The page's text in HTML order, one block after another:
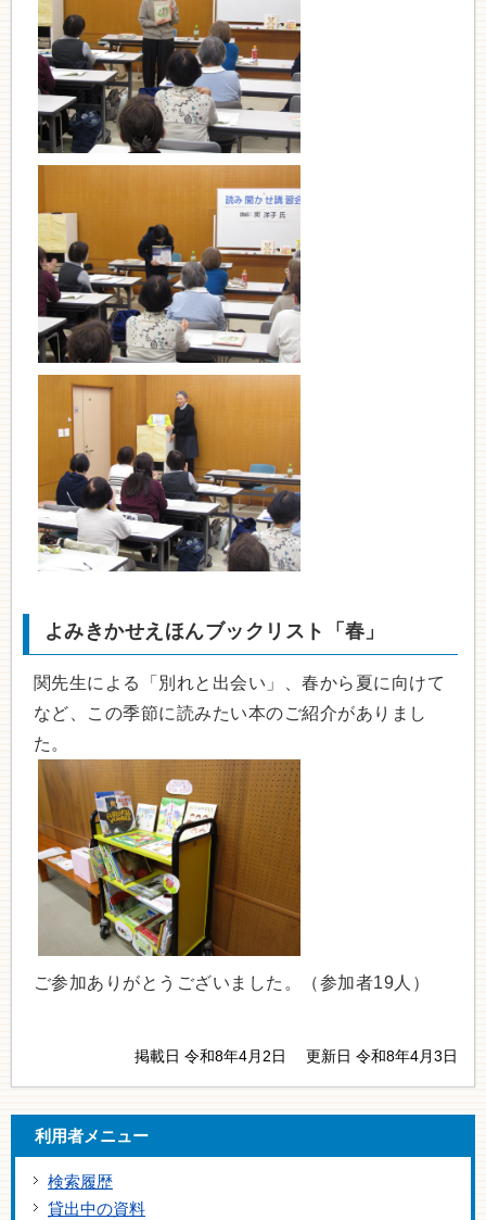
よみきかせえほんブックリスト「春」
関先生による「別れと出会い」、春から夏に向けて
など、この季節に読みたい本のご紹介がありまし
た。
ご参加ありがとうございました。（参加者19人）
掲載日 令和8年4月2日 更新日 令和8年4月3日
利用者メニュー
検索履歴
貸出中の資料